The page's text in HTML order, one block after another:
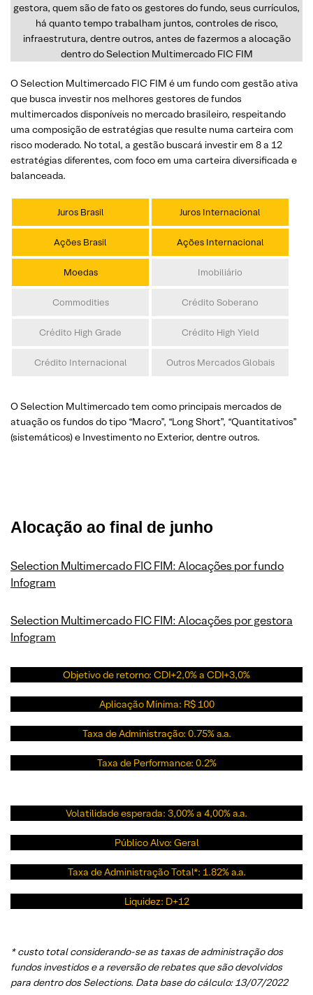
gestora, quem são de fato os gestores do fundo, seus currículos,
há quanto tempo trabalham juntos, controles de risco,
infraestrutura, dentre outros, antes de fazermos a alocação
dentro do Selection Multimercado FIC FIM
O Selection Multimercado FIC FIM é um fundo com gestão ativa
que busca investir nos melhores gestores de fundos
multimercados disponíveis no mercado brasileiro, respeitando
uma composição de estratégias que resulte numa carteira com
risco moderado. No total, a gestão buscará investir em 8 a 12
estratégias diferentes, com foco em uma carteira diversificada e
balanceada.
Juros Brasil Juros Internacional
Ações Brasil Ações Internacional
Moedas Imobiliário
Commodities Crédito Soberano
Crédito High Grade Crédito High Yield
Crédito Internacional Outros Mercados Globais
O Selection Multimercado tem como principais mercados de
atuação os fundos do tipo “Macro”, “Long Short”, “Quantitativos”
(sistemáticos) e Investimento no Exterior, dentre outros.
Alocação ao final de junho
Selection Multimercado FIC FIM: Alocações por fundo
Infogram
Selection Multimercado FIC FIM: Alocações por gestora
Infogram
Objetivo de retorno: CDI+2,0% a CDI+3,0%
Aplicação Mínima: R$ 100
Taxa de Administração: 0.75% a.a.
Taxa de Performance: 0.2%
Volatilidade esperada: 3,00% a 4,00% a.a.
Público Alvo: Geral
Taxa de Administração Total*: 1.82% a.a.
Liquidez: D+12
* custo total considerando-se as taxas de administração dos
fundos investidos e a reversão de rebates que são devolvidos
para dentro dos Selections. Data base do cálculo: 13/07/2022